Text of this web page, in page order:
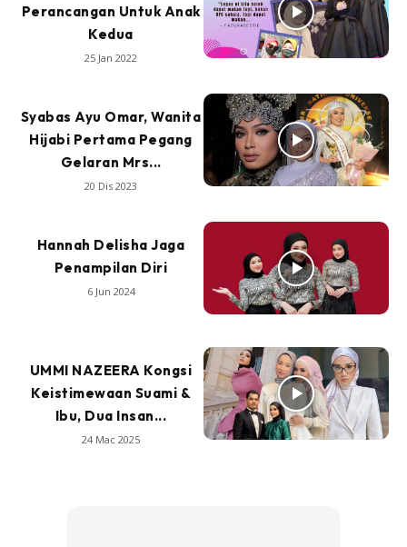
Perancangan Untuk Anak
Kedua
25 Jan 2022
Syabas Ayu Omar, Wanita
Hijabi Pertama Pegang
Gelaran Mrs...
20 Dis 2023
Hannah Delisha Jaga
Penampilan Diri
6 Jun 2024
UMMI NAZEERA Kongsi
Keistimewaan Suami &
Ibu, Dua Insan...
24 Mac 2025